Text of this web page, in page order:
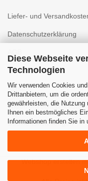
Diese Webseite
Technologien
Wir verwenden Cookies
Drittanbietern, um die
gewährleisten, die
Ihnen ein bestmögliches
Informationen finden Sie in
Liefer- und
Datenschutzerklärung
Impressum
Kontakt
Widerrufsrecht &
Cookie Einstellungen
Webshop erstellen